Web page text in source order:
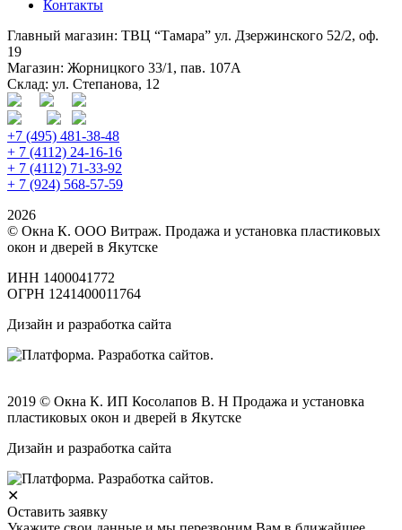
Контакты
Главный магазин: ТВЦ “Тамара” ул. Дзержинского 52/2, оф.
19
Магазин: Жорницкого 33/1, пав. 107А
Склад: ул. Степанова, 12
+7 (495) 481-38-48
+ 7 (4112) 24-16-16
+ 7 (4112) 71-33-92
+ 7 (924) 568-57-59
2026
© Окна К. ООО Витраж. Продажа и установка пластиковых
окон и дверей в Якутске
ИНН 1400041772
ОГРН 1241400011764
Дизайн и разработка сайта
2019 © Окна К. ИП Косолапов В. Н Продажа и установка
пластиковых окон и дверей в Якутске
Дизайн и разработка сайта
✕
Оставить заявку